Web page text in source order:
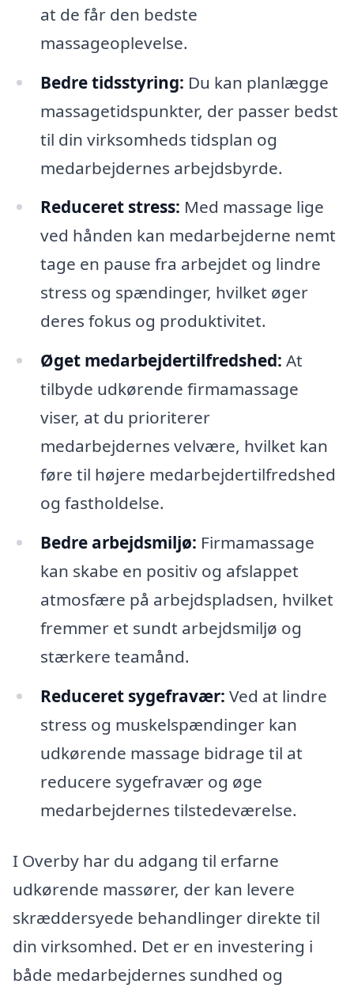
at de får den bedste
massageoplevelse.
Bedre tidsstyring: Du kan planlægge
massagetidspunkter, der passer bedst
til din virksomheds tidsplan og
medarbejdernes arbejdsbyrde.
Reduceret stress: Med massage lige
ved hånden kan medarbejderne nemt
tage en pause fra arbejdet og lindre
stress og spændinger, hvilket øger
deres fokus og produktivitet.
Øget medarbejdertilfredshed: At
tilbyde udkørende firmamassage
viser, at du prioriterer
medarbejdernes velvære, hvilket kan
føre til højere medarbejdertilfredshed
og fastholdelse.
Bedre arbejdsmiljø: Firmamassage
kan skabe en positiv og afslappet
atmosfære på arbejdspladsen, hvilket
fremmer et sundt arbejdsmiljø og
stærkere teamånd.
Reduceret sygefravær: Ved at lindre
stress og muskelspændinger kan
udkørende massage bidrage til at
reducere sygefravær og øge
medarbejdernes tilstedeværelse.
I Overby har du adgang til erfarne
udkørende massører, der kan levere
skræddersyede behandlinger direkte til
din virksomhed. Det er en investering i
både medarbejdernes sundhed og